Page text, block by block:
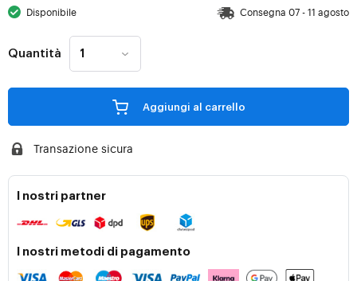
Disponibile Consegna 07 - 11 agosto
Quantità
Aggiungi al carrello
Transazione sicura
I nostri partner
I nostri metodi di pagamento